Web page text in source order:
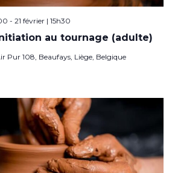
au tournage (adulte)
- 21 février | 15h30
Pur 108, Beaufays, Liège, Belgique